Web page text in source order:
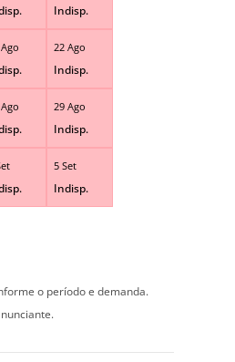
Indisp.
22 Ago
Indisp.
29 Ago
Indisp.
5 Set
Indisp.
o período e demanda.